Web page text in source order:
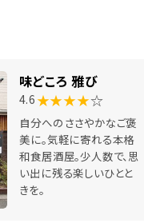
味どころ 雅び
4.6 ★★★★☆
自分へのささやかなご褒
美に。気軽に寄れる本格
和食居酒屋。少人数で、思
い出に残る楽しいひとと
きを。